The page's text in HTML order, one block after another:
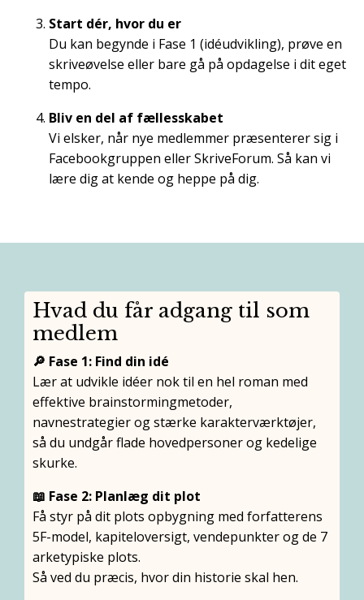
Start dér, hvor du er
Du kan begynde i Fase 1 (idéudvikling), prøve en
skriveøvelse eller bare gå på opdagelse i dit eget
tempo.
Bliv en del af fællesskabet
Vi elsker, når nye medlemmer præsenterer sig i
Facebookgruppen eller SkriveForum. Så kan vi
lære dig at kende og heppe på dig.
Hvad du får adgang til som
medlem
🔎 Fase 1: Find din idé
Lær at udvikle idéer nok til en hel roman med
effektive brainstormingmetoder,
navnestrategier og stærke karakterværktøjer,
så du undgår flade hovedpersoner og kedelige
skurke.
📖 Fase 2: Planlæg dit plot
Få styr på dit plots opbygning med forfatterens
5F-model, kapiteloversigt, vendepunkter og de 7
arketypiske plots.
Så ved du præcis, hvor din historie skal hen.